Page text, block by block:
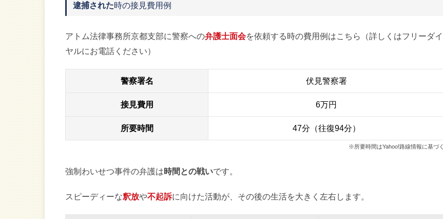
逮捕された時の接見費用例
アトム法律事務所京都支部に警察への弁護士面会を依頼する時の費用例はこちら（詳しくはフリーダイ
ヤルにお電話ください）
警察署名 伏見警察署
接見費用 6万円
所要時間 47分（往復94分）
※所要時間はYahoo!路線情報に基づく
強制わいせつ事件の弁護は時間との戦いです。
スピーディーな釈放や不起訴に向けた活動が、その後の生活を大きく左右します。